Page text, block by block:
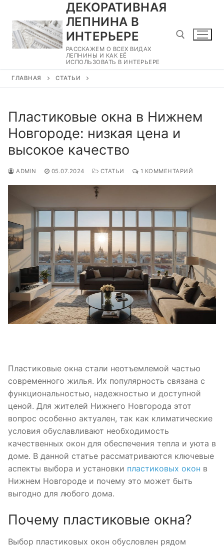
содержимому
ДЕКОРАТИВНАЯ
ЛЕПНИНА В
ИНТЕРЬЕРЕ
РАССКАЖЕМ О ВСЕХ ВИДАХ
ЛЕПНИНЫ И КАК ЕЁ
ИСПОЛЬЗОВАТЬ В ИНТЕРЬЕРЕ
ГЛАВНАЯ СТАТЬИ
Пластиковые окна в Нижнем
Новгороде: низкая цена и
высокое качество
ADMIN 05.07.2024 СТАТЬИ 1 КОММЕНТАРИЙ
Пластиковые окна стали неотъемлемой частью
современного жилья. Их популярность связана с
функциональностью, надежностью и доступной
ценой. Для жителей Нижнего Новгорода этот
вопрос особенно актуален, так как климатические
условия обуславливают необходимость
качественных окон для обеспечения тепла и уюта в
доме. В данной статье рассматриваются ключевые
аспекты выбора и установки пластиковых окон в
Нижнем Новгороде и почему это может быть
выгодно для любого дома.
Почему пластиковые окна?
Выбор пластиковых окон обусловлен рядом